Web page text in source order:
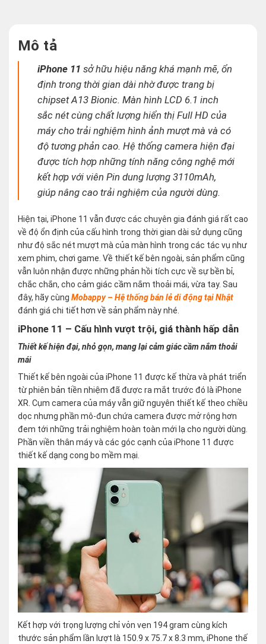
Mô tả
iPhone 11 sở hữu hiệu năng khá mạnh mẽ, ổn
định trong thời gian dài nhờ được trang bị
chipset A13 Bionic. Màn hình LCD 6.1 inch
sắc nét cùng chất lượng hiển thị Full HD của
máy cho trải nghiệm hình ảnh mượt mà và có
độ tương phản cao. Hệ thống camera hiện đại
được tích hợp những tính năng công nghệ mới
kết hợp với viên Pin dung lượng 3110mAh,
giúp nâng cao trải nghiệm của người dùng.
Hiện tại, iPhone 11 vẫn được các chuyên gia đánh giá rất cao
về độ ổn định của cấu hình trong thời gian dài sử dụng cũng
như độ sắc nét mượt mà của màn hình trong các tác vụ như
xem phim, chơi game. Về thiết kế bên ngoài, sản phẩm cũng
vẫn luôn nhận được những phản hồi tích cực về sự bền bỉ,
chắc chắn, cho cảm giác cầm nắm thoải mái, vừa tay. Sau
đây, hãy cùng Mobappy – Hệ thống bán lẻ di động tại Nhật
đánh giá chi tiết hơn về sản phẩm này nhé.
iPhone 11 – Cấu hình vượt trội, giá thành hấp dẫn
Thiết kế hiện đại, nhỏ gọn, mang lại cảm giác cầm nắm thoải
mái
Thiết kế bên ngoài của iPhone 11 được kế thừa và phát triển
từ phiên bản tiền nhiệm đã được ra mắt trước đó là iPhone
XR. Cụm camera của máy vẫn giữ nguyên thiết kế theo chiều
dọc nhưng phần mô-đun chứa camera được mở rộng hơn
đem tới những trải nghiệm hoàn toàn mới lạ cho người dùng.
Phần viền thân máy và các góc cạnh của iPhone 11 được
thiết kế dạng cong bo mềm mại.
Kết hợp với trọng lượng chỉ vỏn vẹn 194 gram cùng kích
thước sản phẩm lần lượt là 150.9 x 75.7 x 8.3 mm, iPhone thế